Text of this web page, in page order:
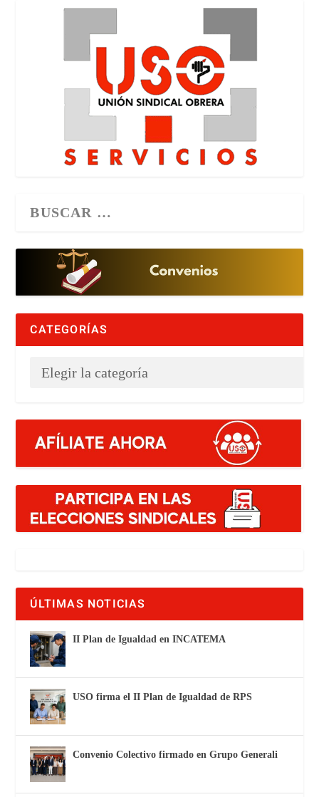
CATEGORÍAS
ÚLTIMAS NOTICIAS
II Plan de Igualdad en INCATEMA
USO firma el II Plan de Igualdad de RPS
Convenio Colectivo firmado en Grupo Generali